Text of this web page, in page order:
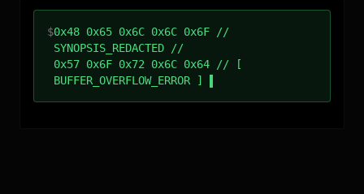
$0x48 0x65 0x6C 0x6C 0x6F //
SYNOPSIS_REDACTED //
0x57 0x6F 0x72 0x6C 0x64 // [
BUFFER_OVERFLOW_ERROR ]